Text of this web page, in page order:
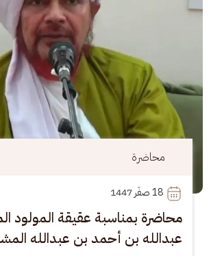
محاضرة
18
محاضرة بمناسبة عقيقة المولود
عبدالله بن أحمد بن عبدالله